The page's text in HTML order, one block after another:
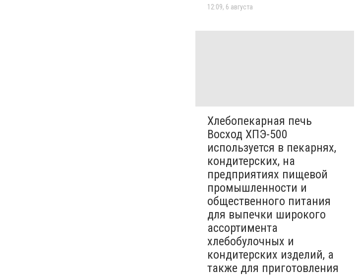
12:09, 6 августа
Хлебопекарная печь
Восход ХПЭ-500
используется в пекарнях,
кондитерских, на
предприятиях пищевой
промышленности и
общественного питания
для выпечки широкого
ассортимента
хлебобулочных и
кондитерских изделий, а
также для приготовления